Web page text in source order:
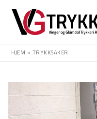
HJEM » TRYKKSAKER